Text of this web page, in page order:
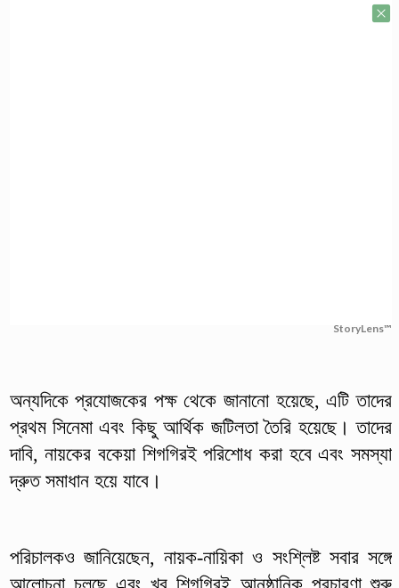
StoryLens™
অন্যদিকে প্রযোজকের পক্ষ থেকে জানানো হয়েছে, এটি তাদের
প্রথম সিনেমা এবং কিছু আর্থিক জটিলতা তৈরি হয়েছে। তাদের
দাবি, নায়কের বকেয়া শিগগিরই পরিশোধ করা হবে এবং সমস্যা
দ্রুত সমাধান হয়ে যাবে।
পরিচালকও জানিয়েছেন, নায়ক-নায়িকা ও সংশ্লিষ্ট সবার সঙ্গে